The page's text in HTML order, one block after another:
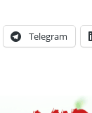
Telegram